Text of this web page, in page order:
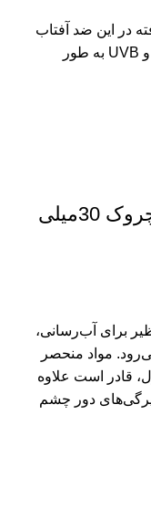
در این ضد آفتاب
از پوست در برابر پرتوهای مخرب UVA و UVB به طور
کرم دورچشم رفع تیرگی و چروک 30میلی
برای آب‌رسانی،
مواد منحصر
قادر است علاوه
دور چشم